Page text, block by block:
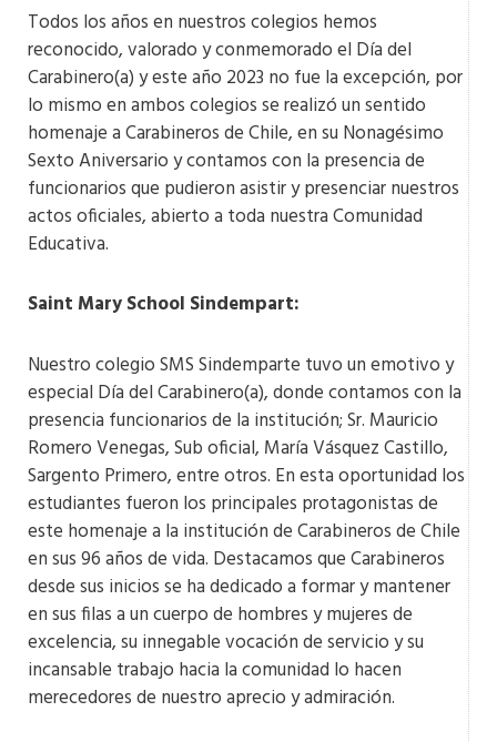
Todos los años en nuestros colegios hemos
reconocido, valorado y conmemorado el Día del
Carabinero(a) y este año 2023 no fue la excepción, por
lo mismo en ambos colegios se realizó un sentido
homenaje a Carabineros de Chile, en su Nonagésimo
Sexto Aniversario y contamos con la presencia de
funcionarios que pudieron asistir y presenciar nuestros
actos oficiales, abierto a toda nuestra Comunidad
Educativa.
Saint Mary School Sindempart:
Nuestro colegio SMS Sindemparte tuvo un emotivo y
especial Día del Carabinero(a), donde contamos con la
presencia funcionarios de la institución; Sr. Mauricio
Romero Venegas, Sub oficial, María Vásquez Castillo,
Sargento Primero, entre otros. En esta oportunidad los
estudiantes fueron los principales protagonistas de
este homenaje a la institución de Carabineros de Chile
en sus 96 años de vida. Destacamos que Carabineros
desde sus inicios se ha dedicado a formar y mantener
en sus filas a un cuerpo de hombres y mujeres de
excelencia, su innegable vocación de servicio y su
incansable trabajo hacia la comunidad lo hacen
merecedores de nuestro aprecio y admiración.